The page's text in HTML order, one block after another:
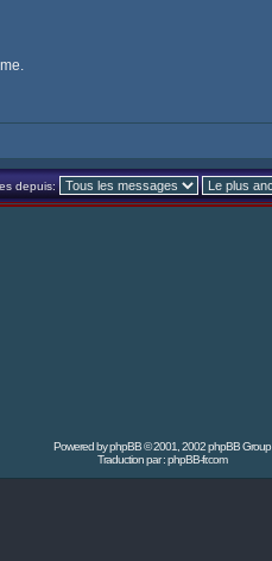
depuis:
Powered byphpBB© 2001, 2002 phpBB Group
Traduction par :phpBB-fr.com